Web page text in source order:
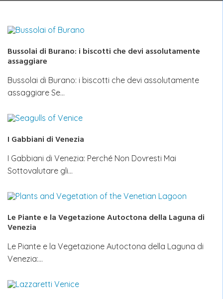
Bussolai di Burano: i biscotti che devi assolutamente
assaggiare
Bussolai di Burano: i biscotti che devi assolutamente
assaggiare Se…
I Gabbiani di Venezia
I Gabbiani di Venezia: Perché Non Dovresti Mai
Sottovalutare gli…
Le Piante e la Vegetazione Autoctona della Laguna di
Venezia
Le Piante e la Vegetazione Autoctona della Laguna di
Venezia:…